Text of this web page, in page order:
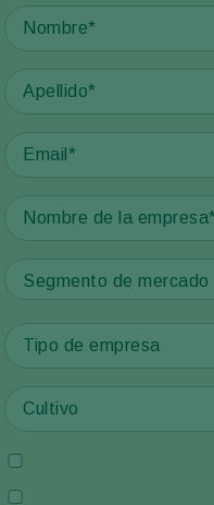
Segmento de mercado